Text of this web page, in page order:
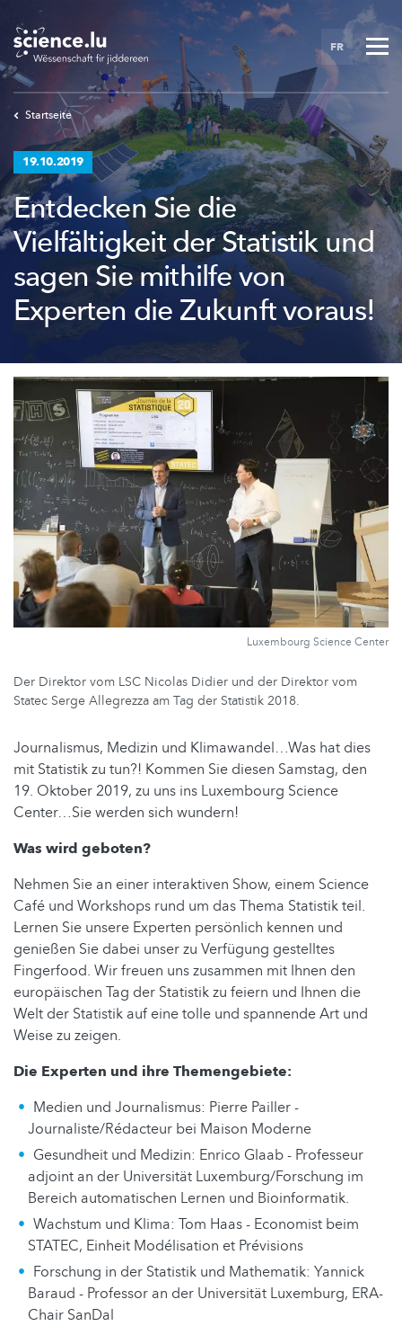
main
content
FR
Startseite
19.10.2019
Entdecken Sie die
Vielfältigkeit der Statistik und
sagen Sie mithilfe von
Experten die Zukunft voraus!
Luxembourg Science Center
Der Direktor vom LSC Nicolas Didier und der Direktor vom
Statec Serge Allegrezza am Tag der Statistik 2018.
Journalismus, Medizin und Klimawandel…Was hat dies
mit Statistik zu tun?! Kommen Sie diesen Samstag, den
19. Oktober 2019, zu uns ins Luxembourg Science
Center…Sie werden sich wundern!
Was wird geboten?
Nehmen Sie an einer interaktiven Show, einem Science
Café und Workshops rund um das Thema Statistik teil.
Lernen Sie unsere Experten persönlich kennen und
genießen Sie dabei unser zu Verfügung gestelltes
Fingerfood. Wir freuen uns zusammen mit Ihnen den
europäischen Tag der Statistik zu feiern und Ihnen die
Welt der Statistik auf eine tolle und spannende Art und
Weise zu zeigen.
Die Experten und ihre Themengebiete:
Medien und Journalismus: Pierre Pailler -
Journaliste/Rédacteur bei Maison Moderne
Gesundheit und Medizin: Enrico Glaab - Professeur
adjoint an der Universität Luxemburg/Forschung im
Bereich automatischen Lernen und Bioinformatik.
Wachstum und Klima: Tom Haas - Economist beim
STATEC, Einheit Modélisation et Prévisions
Forschung in der Statistik und Mathematik: Yannick
Baraud - Professor an der Universität Luxemburg, ERA-
Chair SanDal